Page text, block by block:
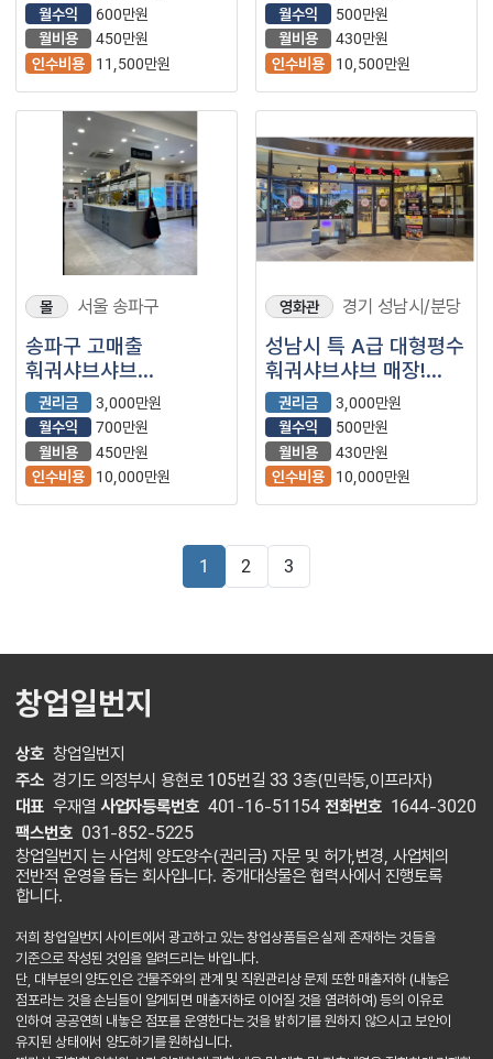
월수익
600만원
월비용
450만원
인수비용
11,500만원
월수익
500만원
월비용
430만원
인수비용
10,500만원
몰 서울 송파구
송파구 고매출
훠궈샤브샤브
먀장입니다!
권리금
3,000만원
월수익
700만원
월비용
450만원
인수비용
10,000만원
영화관 경기 성남시/분당
성남시 특 A급 대형평수
훠궈샤브샤브 매장!
특수상권 입니다
권리금
3,000만원
월수익
500만원
월비용
430만원
인수비용
10,000만원
1 2 3
창업일번지
상호 창업일번지
주소 경기도 의정부시 용현로 105번길 33 3층(민락동,이프라자)
대표 우재열 사업자등록번호 401-16-51154 전화번호 1644-3020
팩스번호 031-852-5225
창업일번지 는 사업체 양도양수(권리금) 자문 및 허가,변경, 사업체의
전반적 운영을 돕는 회사입니다. 중개대상물은 협력사에서 진행토록
합니다.
저희 창업일번지 사이트에서 광고하고 있는 창업상품들은 실제 존재하는 것들을
기준으로 작성된 것임을 알려드리는 바입니다.
단, 대부분의 양도인은 건물주와의 관계 및 직원관리상 문제 또한 매출저하 (내놓은
점포라는 것을 손님들이 알게되면 매출저하로 이어질 것을 염려하여) 등의 이유로
인하여 공공연희 내놓은 점포를 운영한다는 것을 밝히기를 원하지 않으시고 보안이
유지된 상태에서 양도하기를 원하십니다.